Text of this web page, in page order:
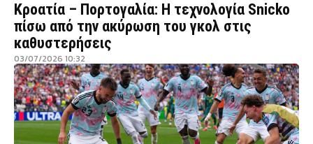
Κροατία – Πορτογαλία: Η τεχνολογία Snicko
πίσω από την ακύρωση του γκολ στις
καθυστερήσεις
03/07/2026 10:32